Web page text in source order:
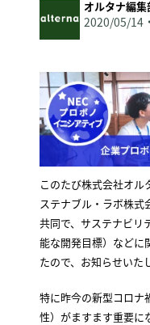
オルタナ編集
2020/05/14
このたび株式会社オ
ステナブル・ラボ株
共同で、サステナビリ
能な開発目標）などに
たので、お知らせいた
特に昨今の新型コロナ
性）がますます重要に